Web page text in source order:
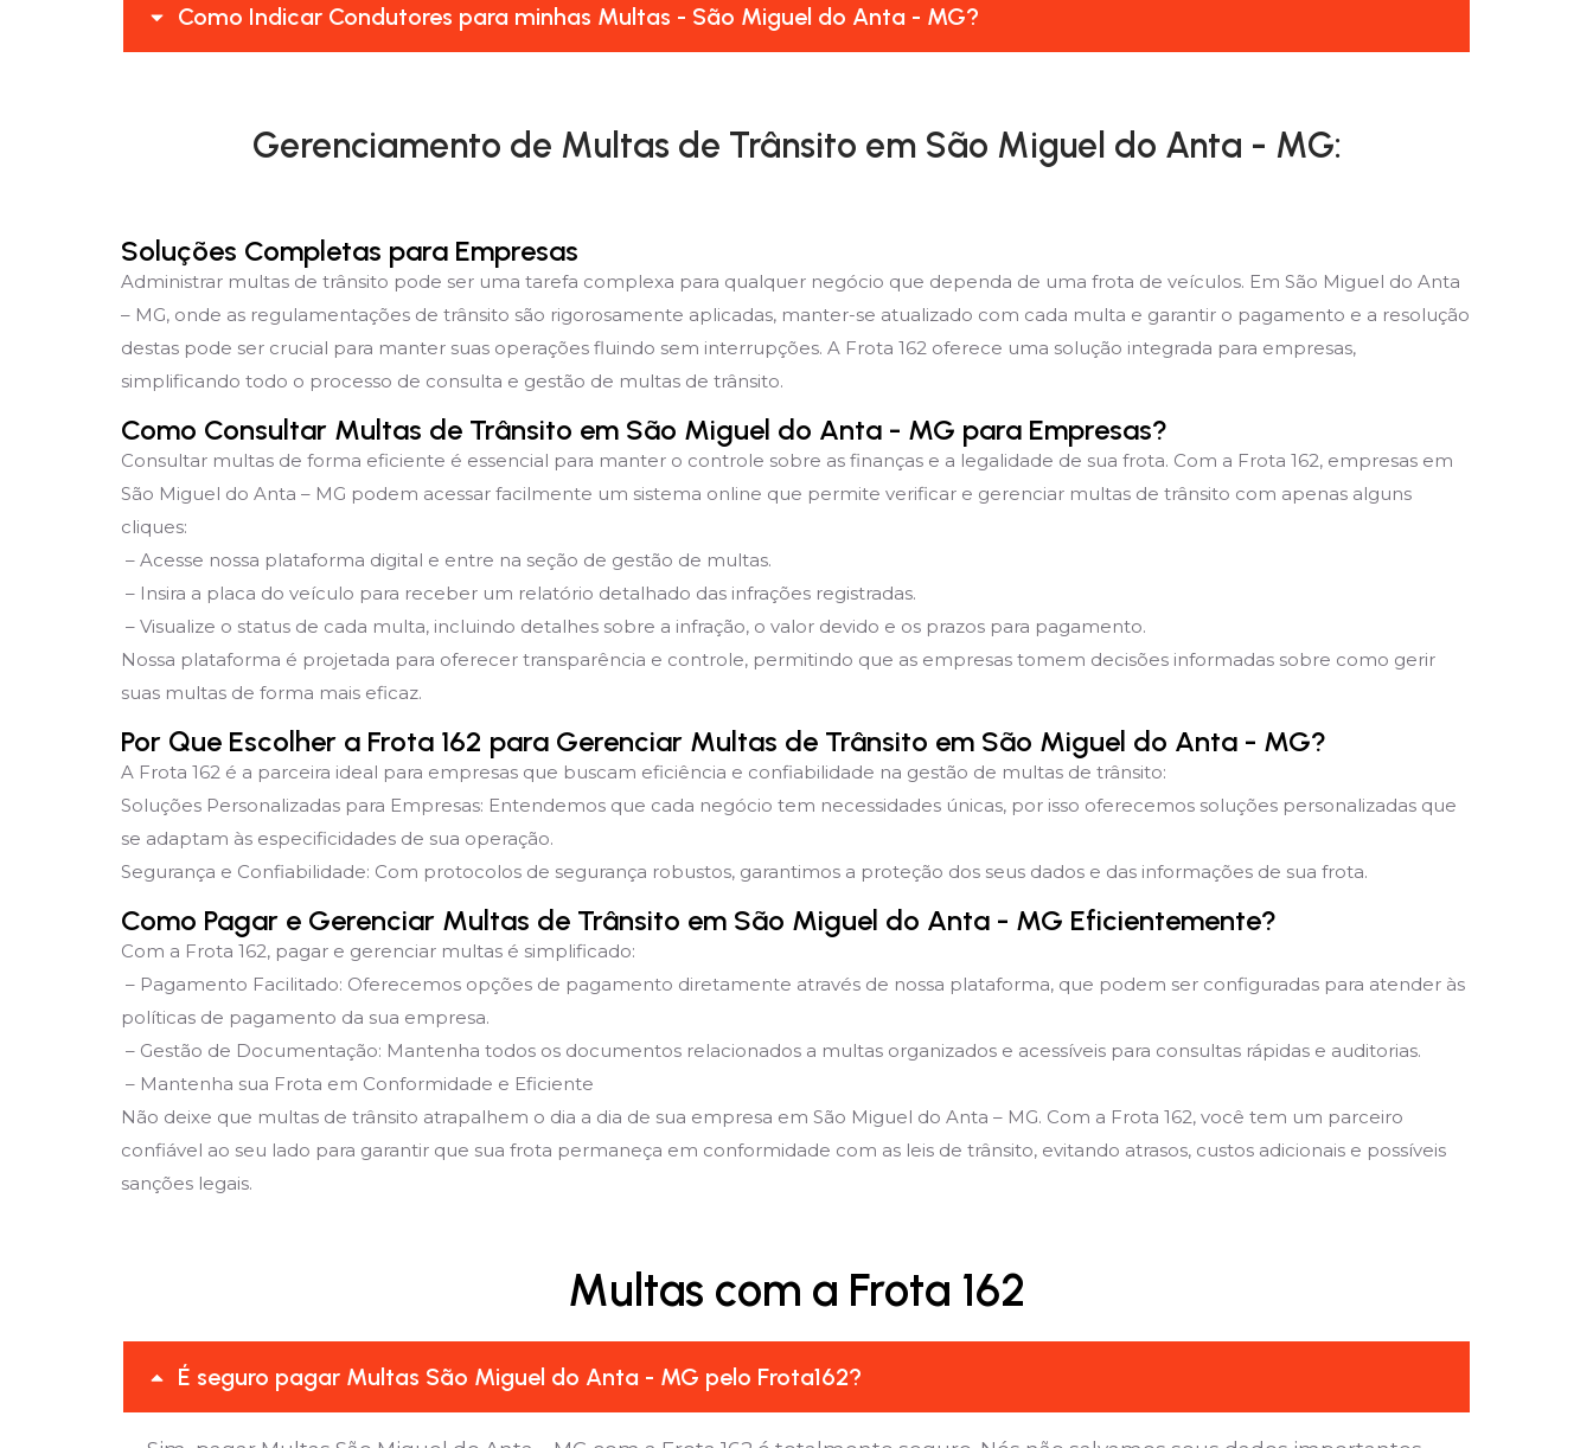
Como Indicar Condutores para minhas Multas - São Miguel do Anta - MG?
Gerenciamento de Multas de Trânsito em São Miguel do Anta - MG:
Soluções Completas para Empresas
Administrar multas de trânsito pode ser uma tarefa complexa para qualquer negócio que dependa de uma frota de veículos. Em São Miguel do Anta
– MG, onde as regulamentações de trânsito são rigorosamente aplicadas, manter-se atualizado com cada multa e garantir o pagamento e a resolução
destas pode ser crucial para manter suas operações fluindo sem interrupções. A Frota 162 oferece uma solução integrada para empresas,
simplificando todo o processo de consulta e gestão de multas de trânsito.
Como Consultar Multas de Trânsito em São Miguel do Anta - MG para Empresas?
Consultar multas de forma eficiente é essencial para manter o controle sobre as finanças e a legalidade de sua frota. Com a Frota 162, empresas em
São Miguel do Anta – MG podem acessar facilmente um sistema online que permite verificar e gerenciar multas de trânsito com apenas alguns
cliques:
– Acesse nossa plataforma digital e entre na seção de gestão de multas.
– Insira a placa do veículo para receber um relatório detalhado das infrações registradas.
– Visualize o status de cada multa, incluindo detalhes sobre a infração, o valor devido e os prazos para pagamento.
Nossa plataforma é projetada para oferecer transparência e controle, permitindo que as empresas tomem decisões informadas sobre como gerir
suas multas de forma mais eficaz.
Por Que Escolher a Frota 162 para Gerenciar Multas de Trânsito em São Miguel do Anta - MG?
A Frota 162 é a parceira ideal para empresas que buscam eficiência e confiabilidade na gestão de multas de trânsito:
Soluções Personalizadas para Empresas: Entendemos que cada negócio tem necessidades únicas, por isso oferecemos soluções personalizadas que
se adaptam às especificidades de sua operação.
Segurança e Confiabilidade: Com protocolos de segurança robustos, garantimos a proteção dos seus dados e das informações de sua frota.
Como Pagar e Gerenciar Multas de Trânsito em São Miguel do Anta - MG Eficientemente?
Com a Frota 162, pagar e gerenciar multas é simplificado:
– Pagamento Facilitado: Oferecemos opções de pagamento diretamente através de nossa plataforma, que podem ser configuradas para atender às
políticas de pagamento da sua empresa.
– Gestão de Documentação: Mantenha todos os documentos relacionados a multas organizados e acessíveis para consultas rápidas e auditorias.
– Mantenha sua Frota em Conformidade e Eficiente
Não deixe que multas de trânsito atrapalhem o dia a dia de sua empresa em São Miguel do Anta – MG. Com a Frota 162, você tem um parceiro
confiável ao seu lado para garantir que sua frota permaneça em conformidade com as leis de trânsito, evitando atrasos, custos adicionais e possíveis
sanções legais.
Multas com a Frota 162
É seguro pagar Multas São Miguel do Anta - MG pelo Frota162?